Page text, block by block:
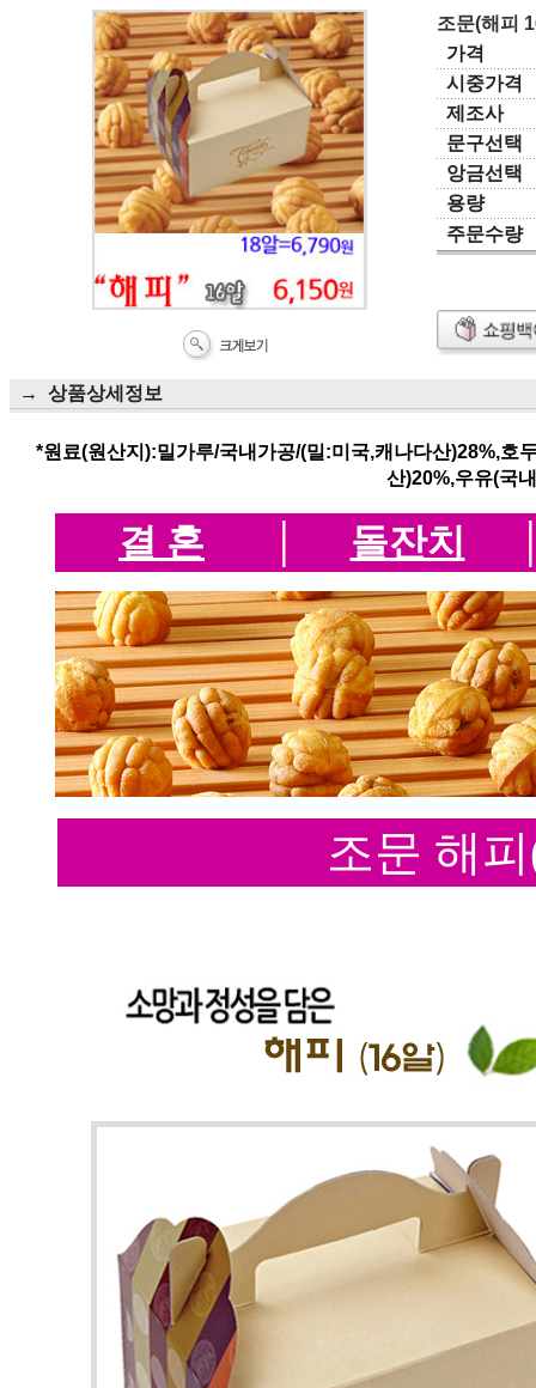
조문(해피
가격
시중가격
제조사
문구선택
앙금선택
용량
주문수량
→ 상품상세정보
*원료(원산지):밀가루/국내가공/(밀:미국,캐나다산)28%,호
산)20%,우유(국